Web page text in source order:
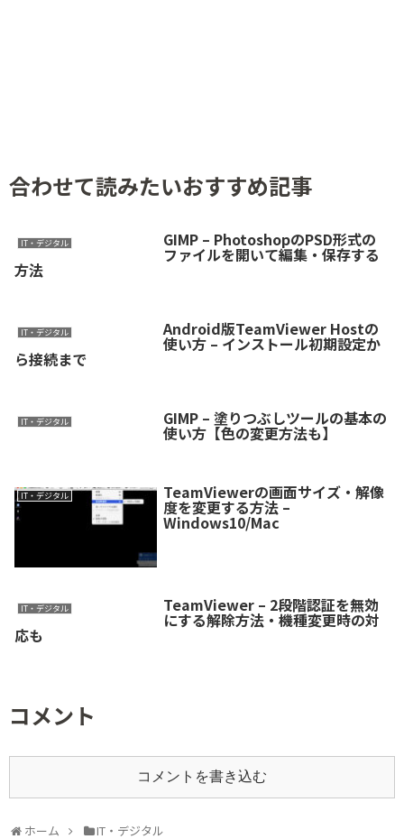
合わせて読みたいおすすめ記事
IT・デジタル GIMP – PhotoshopのPSD形式の
ファイルを開いて編集・保存する
方法
IT・デジタル Android版TeamViewer Hostの
使い方 – インストール初期設定か
ら接続まで
IT・デジタル GIMP – 塗りつぶしツールの基本の
使い方【色の変更方法も】
IT・デジタル TeamViewerの画面サイズ・解像
度を変更する方法 –
Windows10/Mac
IT・デジタル TeamViewer – 2段階認証を無効
にする解除方法・機種変更時の対
応も
コメント
コメントを書き込む
ホーム IT・デジタル